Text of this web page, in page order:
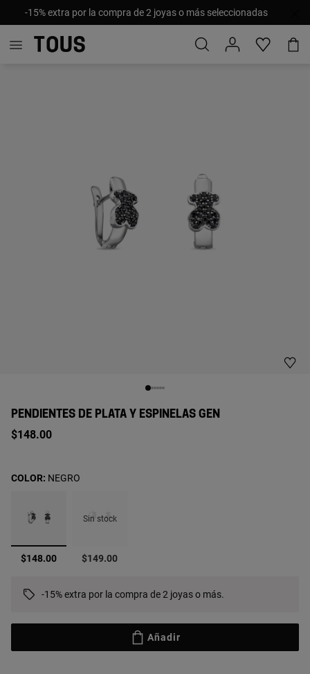
-15% extra por la compra de 2 joyas o más seleccionadas
PENDIENTES DE PLATA Y ESPINELAS GEN
$148.00
seleccionado
$148.00
Sin stock
$149.00
COLOR: NEGRO
-15% extra por la compra de 2 joyas o más.
Añadir